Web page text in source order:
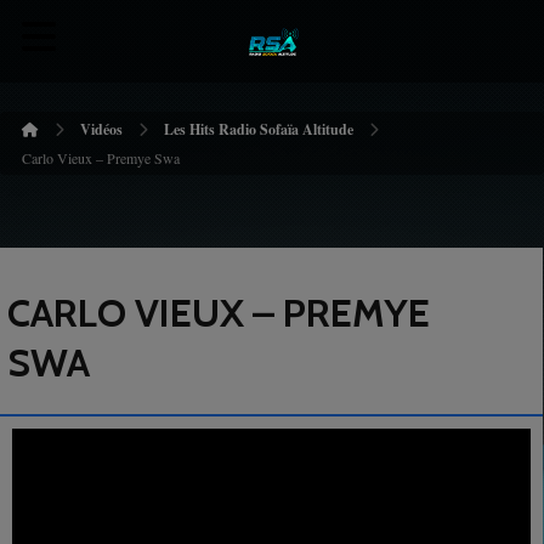
Vidéos Les Hits Radio Sofaïa Altitude
Carlo Vieux – Premye Swa
CARLO VIEUX – PREMYE
SWA